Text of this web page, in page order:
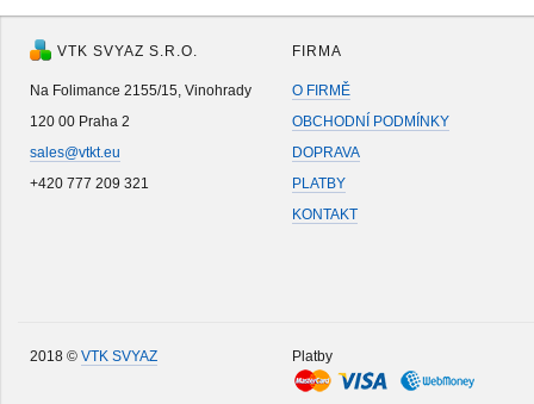
VTK SVYAZ S.R.O.
Na Folimance 2155/15, Vinohrady
120 00 Praha 2
sales@vtkt.eu
+420 777 209 321
FIRMA
O FIRMĚ
OBCHODNÍ PODMÍNKY
DOPRAVA
PLATBY
KONTAKT
2018 © VTK SVYAZ Platby